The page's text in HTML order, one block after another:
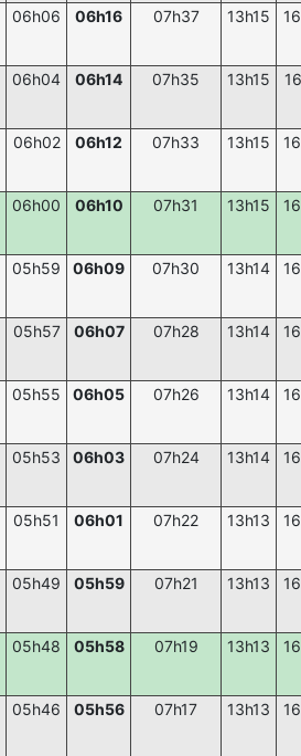
06h06 06h16 07h37 13h15
06h04 06h14 07h35 13h15
06h02 06h12 07h33 13h15
06h00 06h10 07h31 13h15
05h59 06h09 07h30 13h14
05h57 06h07 07h28 13h14
05h55 06h05 07h26 13h14
05h53 06h03 07h24 13h14
05h51 06h01 07h22 13h13
05h49 05h59 07h21 13h13
05h48 05h58 07h19 13h13
05h46 05h56 07h17 13h13